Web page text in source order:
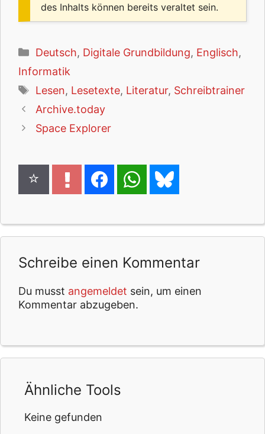
des Inhalts können bereits veraltet sein.
Kategorien
Deutsch, Digitale Grundbildung, Englisch,
Informatik
Schlagwörter
Lesen, Lesetexte, Literatur, Schreibtrainer
Archive.today
Space Explorer
Schreibe einen Kommentar
Du musst angemeldet sein, um einen
Kommentar abzugeben.
Ähnliche Tools
Keine gefunden